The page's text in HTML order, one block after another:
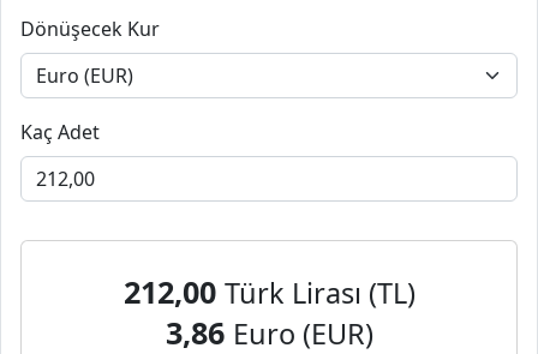
Dönüşecek Kur
Kaç Adet
212,00 Türk Lirası (TL)
3,86 Euro (EUR)